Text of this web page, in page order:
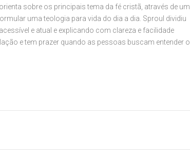
sobre os principais tema da fé cristã, através de um
uma teologia para vida do dia a dia. Sproul dividiu
e atual e explicando com clareza e facilidade
e tem prazer quando as pessoas buscam entender o